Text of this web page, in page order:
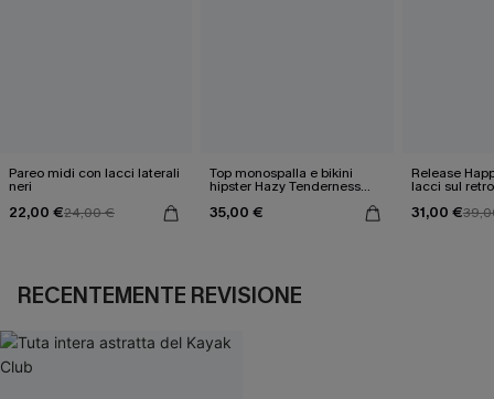
Pareo midi con lacci laterali
neri
22,00 €24,00 €
Top monospalla e bikini
hipster Hazy Tenderness
35,00 €
Release
lacci sul
31,00 €
RECENTEMENTE REVISIONE